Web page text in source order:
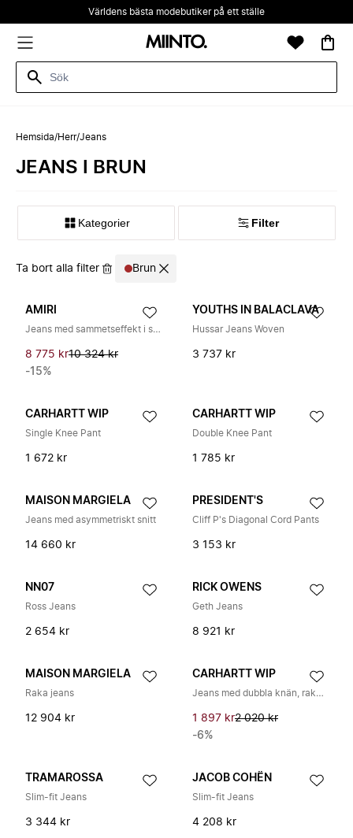
Världens bästa modebutiker på ett ställe
Hemsida/Herr/Jeans
JEANS I BRUN
Kategorier Filter
Ta bort alla filter Brun
AMIRI
Jeans med sammetseffekt i stretchbomull
8 775 kr10 324 kr
-15%
YOUTHS IN BALACLAVA
Hussar Jeans Woven
3 737 kr
CARHARTT WIP
Single Knee Pant
1 672 kr
CARHARTT WIP
Double Knee Pant
1 785 kr
MAISON MARGIELA
Jeans med asymmetriskt snitt
14 660 kr
PRESIDENT'S
Cliff P's Diagonal Cord Pants
3 153 kr
NN07
Ross Jeans
2 654 kr
RICK OWENS
Geth Jeans
8 921 kr
MAISON MARGIELA
Raka jeans
12 904 kr
CARHARTT WIP
Jeans med dubbla knän, raka ben
1 897 kr2 020 kr
-6%
TRAMAROSSA
Slim-fit Jeans
3 344 kr
JACOB COHËN
Slim-fit Jeans
4 208 kr